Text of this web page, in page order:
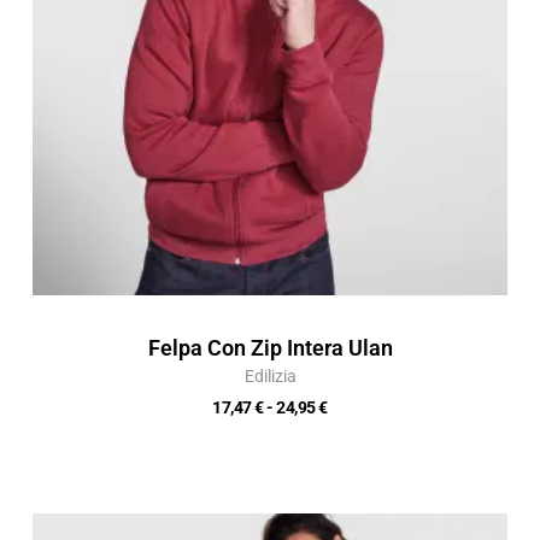
Felpa Con Zip Intera Ulan
Edilizia
17,47€- 24,95€
Fascia